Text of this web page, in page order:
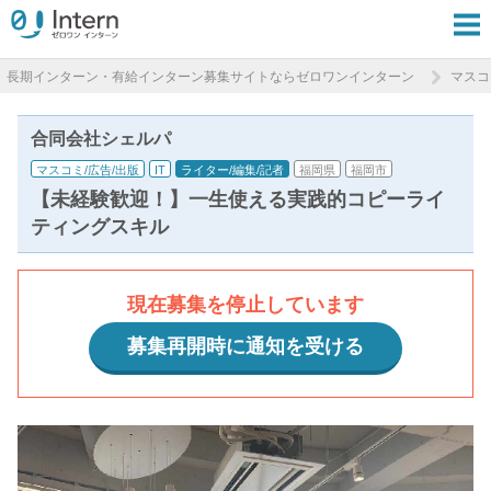
長期インターン・有給インターン募集サイトならゼロワンインターン マス
合同会社シェルパ
マスコミ/広告/出版 IT ライター/編集/記者 福岡県 福岡市
【未経験歓迎！】一生使える実践的コピーライ
ティングスキル
現在募集を停止しています
募集再開時に通知を受ける